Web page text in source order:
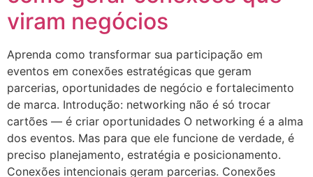
viram negócios
Aprenda como transformar sua participação em
eventos em conexões estratégicas que geram
parcerias, oportunidades de negócio e fortalecimento
de marca. Introdução: networking não é só trocar
cartões — é criar oportunidades O networking é a alma
dos eventos. Mas para que ele funcione de verdade, é
preciso planejamento, estratégia e posicionamento.
Conexões intencionais geram parcerias. Conexões